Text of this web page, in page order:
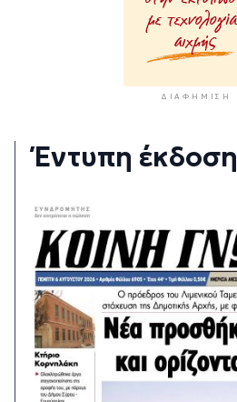
ΔΙΑΦΉΜΙΣΗ
Έντυπη έκδοση